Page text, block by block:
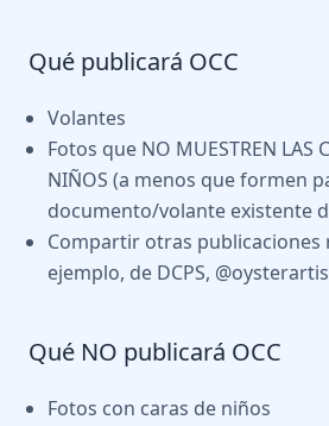
Qué publicará OCC
Volantes
Fotos que NO MUESTREN LAS
NIÑOS (a menos que formen
documento/volante existente
Compartir otras publicaciones
ejemplo, de DCPS,
Qué NO publicará OCC
Fotos con caras de niños